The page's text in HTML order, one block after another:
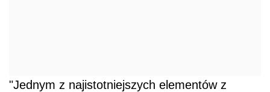
"Jednym z najistotniejszych elementów z